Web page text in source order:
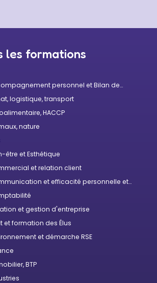
les formations
personnel et Bilan de
logistique, transport
HACCP
nature
être et Esthétique
et relation client
et efficacité personnelle et
et gestion d'entreprise
et formation des Élus
et démarche RSE
BTP